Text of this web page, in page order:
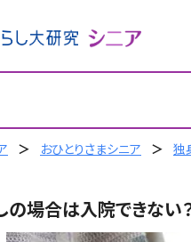
おひとりさまシニア
独
場合は入院できない